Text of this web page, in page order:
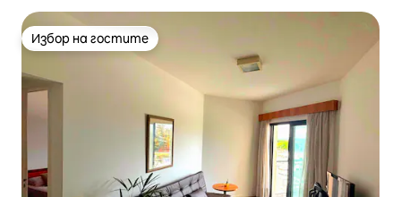
Избор на гостите
Избор на гостите